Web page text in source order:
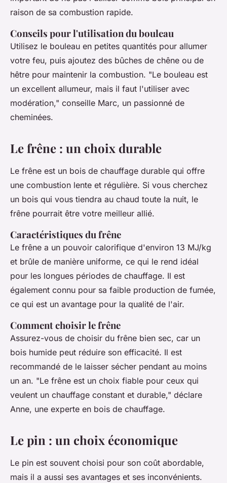
raison de sa combustion rapide.
Conseils pour l'utilisation du bouleau
Utilisez le bouleau en petites quantités pour allumer
votre feu, puis ajoutez des bûches de chêne ou de
hêtre pour maintenir la combustion. "Le bouleau est
un excellent allumeur, mais il faut l'utiliser avec
modération," conseille Marc, un passionné de
cheminées.
Le frêne : un choix durable
Le frêne est un bois de chauffage durable qui offre
une combustion lente et régulière. Si vous cherchez
un bois qui vous tiendra au chaud toute la nuit, le
frêne pourrait être votre meilleur allié.
Caractéristiques du frêne
Le frêne a un pouvoir calorifique d'environ 13 MJ/kg
et brûle de manière uniforme, ce qui le rend idéal
pour les longues périodes de chauffage. Il est
également connu pour sa faible production de fumée,
ce qui est un avantage pour la qualité de l'air.
Comment choisir le frêne
Assurez-vous de choisir du frêne bien sec, car un
bois humide peut réduire son efficacité. Il est
recommandé de le laisser sécher pendant au moins
un an. "Le frêne est un choix fiable pour ceux qui
veulent un chauffage constant et durable," déclare
Anne, une experte en bois de chauffage.
Le pin : un choix économique
Le pin est souvent choisi pour son coût abordable,
mais il a aussi ses avantages et ses inconvénients.